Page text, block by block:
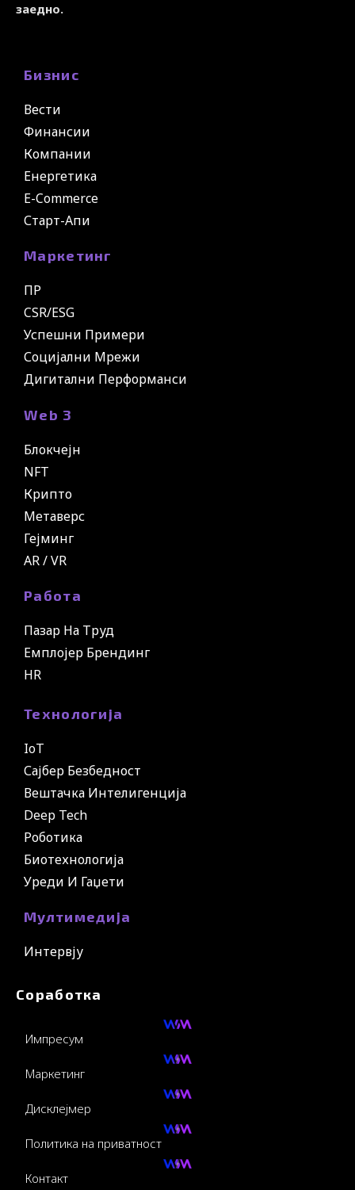
заедно.
Бизнис
Вести
Финансии
Компании
Енергетика
E-Commerce
Старт-Апи
Маркетинг
ПР
CSR/ESG
Успешни Примери
Социјални Мрежи
Дигитални Перформанси
Web 3
Блокчејн
NFT
Крипто
Метаверс
Гејминг
AR / VR
Работа
Пазар На Труд
Емплојер Брендинг
HR
Технологија
IoT
Сајбер Безбедност
Вештачка Интелигенција
Deep Tech
Роботика
Биотехнологија
Уреди И Гаџети
Мултимедија
Интервју
Соработка
Импресум
Маркетинг
Дисклејмер
Политика на приватност
Контакт